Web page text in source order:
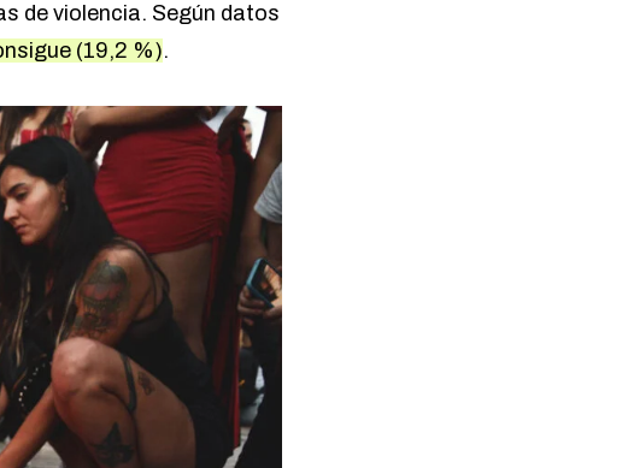
de violencia. Según datos
(19,2 %).